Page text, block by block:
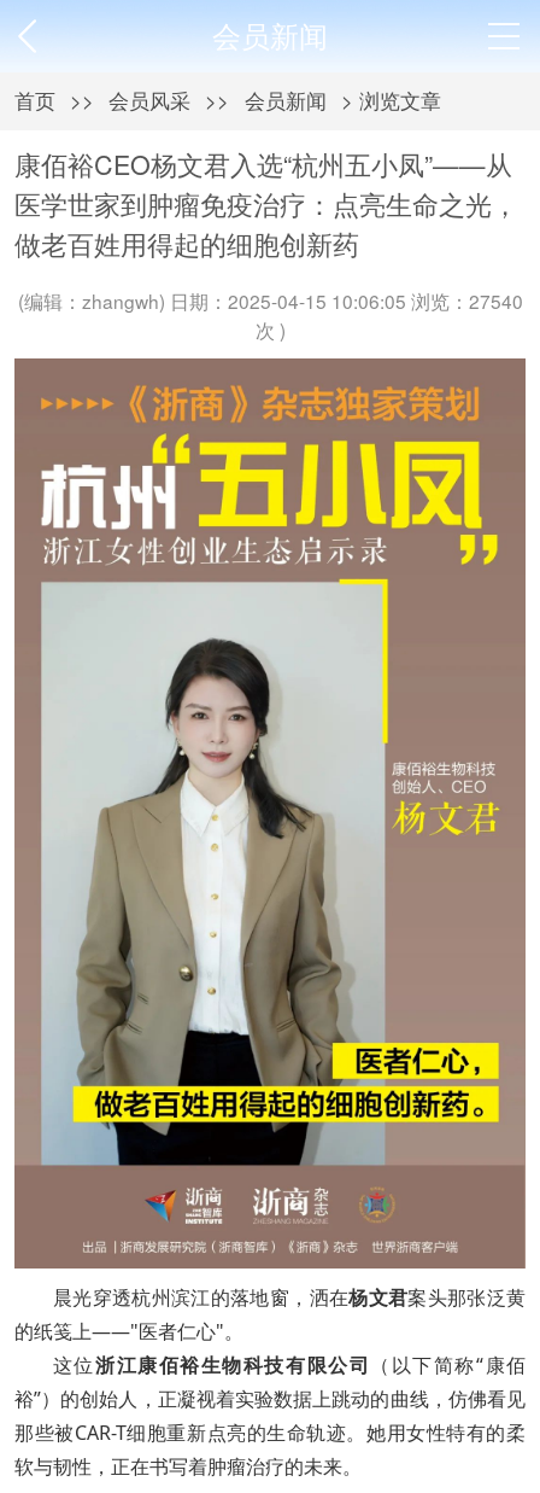
会员新闻
首页 >> 会员风采 >> 会员新闻 > 浏览文章
康佰裕CEO杨文君入选“杭州五小凤”——从
医学世家到肿瘤免疫治疗：点亮生命之光，
做老百姓用得起的细胞创新药
(编辑：zhangwh) 日期：2025-04-15 10:06:05 浏览：27540
次 )
晨光穿透杭州滨江的落地窗，洒在杨文君案头那张泛黄
的纸笺上——"医者仁心"。
这位浙江康佰裕生物科技有限公司 （以下简称“康佰
裕”）的创始人，正凝视着实验数据上跳动的曲线，仿佛看见
那些被CAR-T细胞重新点亮的生命轨迹。她用女性特有的柔
软与韧性，正在书写着肿瘤治疗的未来。